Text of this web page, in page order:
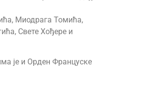
Миодрага Томића,
Свете Хођере и
је и Орден Француске